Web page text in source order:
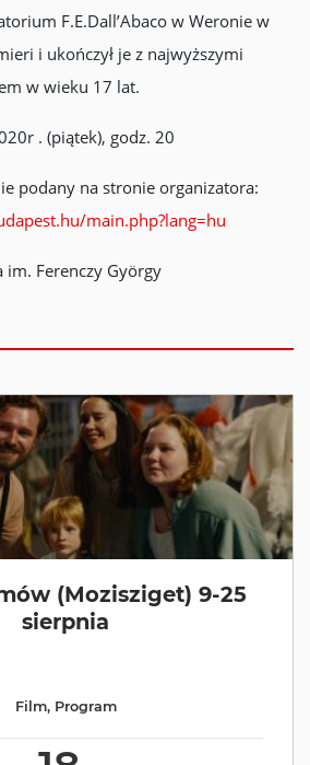
F.E.Dall’Abaco w Weronie w
i ukończył je z najwyższymi
w wieku 17 lat.
. (piątek), godz. 20
podany na stronie organizatora:
main.php?lang=hu
im. Ferenczy György
(Mozisziget) 9-25
sierpnia
Film, Program